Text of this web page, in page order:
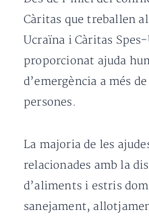
Càritas que treballen
Ucraïna i Càritas
proporcionat ajuda
d’emergència a més
persones.
La majoria de les
relacionades amb la
d’aliments i estris
sanejament,